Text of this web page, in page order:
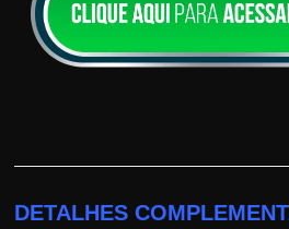
DETALHES